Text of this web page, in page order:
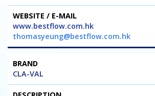
www.bestflow.com.hk
thomasyeung@bestflow.com.hk
CLA-VAL